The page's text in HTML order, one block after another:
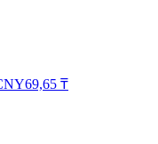
69,65 ₸